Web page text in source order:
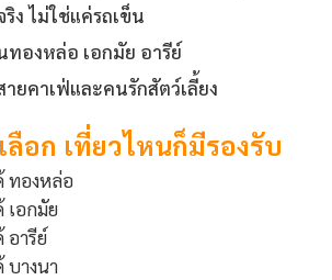
ง ไม่ใช่แค่รถเข็น
ทองหล่อ เอกมัย อารีย์
ยคาเฟ่และคนรักสัตว์เลี้ยง
ลือก เที่ยวไหนก็มีรองรับ
ทองหล่อ
เอกมัย
อารีย์
บางนา